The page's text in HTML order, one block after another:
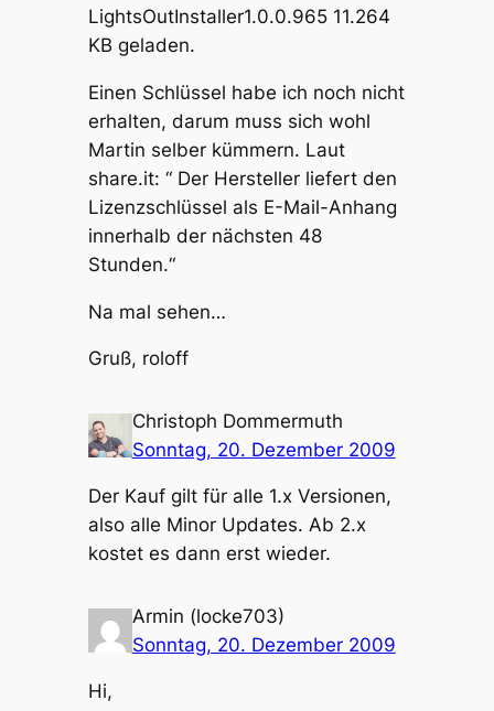
LightsOutInstaller1.0.0.965 11.264
KB geladen.
Einen Schlüssel habe ich noch nicht
erhalten, darum muss sich wohl
Martin selber kümmern. Laut
share.it: “ Der Hersteller liefert den
Lizenzschlüssel als E-Mail-Anhang
innerhalb der nächsten 48
Stunden.“
Na mal sehen…
Gruß, roloff
Christoph Dommermuth
Sonntag, 20. Dezember 2009
Der Kauf gilt für alle 1.x Versionen,
also alle Minor Updates. Ab 2.x
kostet es dann erst wieder.
Armin (locke703)
Sonntag, 20. Dezember 2009
Hi,